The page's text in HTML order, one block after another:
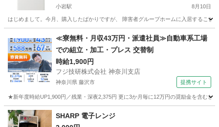
小岩駅 8月10日
はじめまして。今月、購入したばかりですが、 障害者グループホームに入居するこ
小岩駅 キッチン家電
≪寮無料・月収43万円・派遣社員≫自動車系工場
での組立・加工・プレス 交替制
時給1,900円
フジ技研株式会社 神奈川支店
神奈川県 藤沢市 提携サイト
★新年度時給UP1,900円／残業・深夜2,375円 更に3か月毎に12万円の奨励金を含む
神奈川 藤沢市 その他
SHARP 電子レンジ